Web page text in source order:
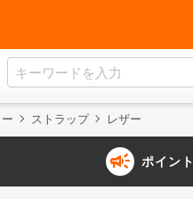
ストラップ レザー
campaign ポイント